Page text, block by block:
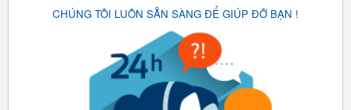
CHÚNG TÔI LUÔN SẴN SÀNG ĐỂ GIÚP ĐỠ BẠN !